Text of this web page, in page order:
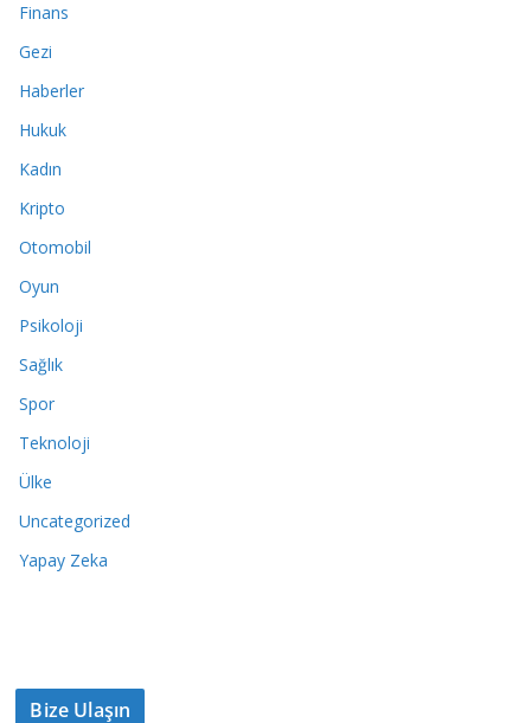
Finans
Gezi
Haberler
Hukuk
Kadın
Kripto
Otomobil
Oyun
Psikoloji
Sağlık
Spor
Teknoloji
Ülke
Uncategorized
Yapay Zeka
Bize Ulaşın